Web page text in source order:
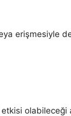
erişmesiyle
olabileceği